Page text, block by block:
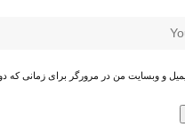
و وبسایت من در مرورگر برای زمانی که